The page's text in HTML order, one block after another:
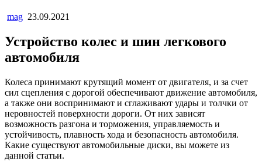
mag 23.09.2021
Устройство колес и шин легкового
автомобиля
Колеса принимают крутящий момент от двигателя, и за счет
сил сцепления с дорогой обеспечивают движение автомобиля,
а также они воспринимают и сглаживают удары и толчки от
неровностей поверхности дороги. От них зависят
возможность разгона и торможения, управляемость и
устойчивость, плавность хода и безопасность автомобиля.
Какие существуют автомобильные диски, вы можете из
данной статьи.